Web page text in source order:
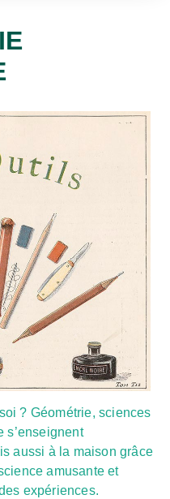
? Géométrie, sciences
s’enseignent
aussi à la maison grâce
amusante et
expériences.